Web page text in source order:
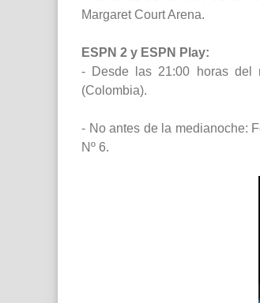
Margaret Court Arena.
ESPN 2 y ESPN Play:
- Desde las 21:00 horas del
(Colombia).
- No antes de la medianoche:
Nº 6.